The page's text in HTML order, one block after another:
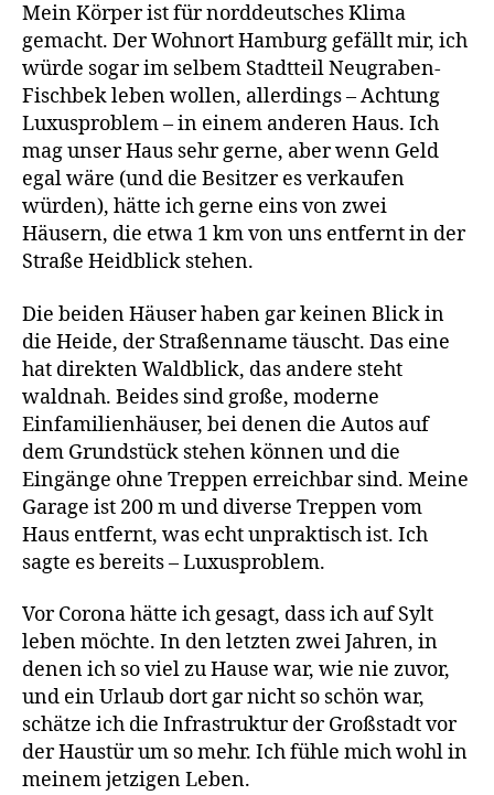
Mein Körper ist für norddeutsches Klima
gemacht. Der Wohnort Hamburg gefällt mir, ich
würde sogar im selbem Stadtteil Neugraben-
Fischbek leben wollen, allerdings – Achtung
Luxusproblem – in einem anderen Haus. Ich
mag unser Haus sehr gerne, aber wenn Geld
egal wäre (und die Besitzer es verkaufen
würden), hätte ich gerne eins von zwei
Häusern, die etwa 1 km von uns entfernt in der
Straße Heidblick stehen.
Die beiden Häuser haben gar keinen Blick in
die Heide, der Straßenname täuscht. Das eine
hat direkten Waldblick, das andere steht
waldnah. Beides sind große, moderne
Einfamilienhäuser, bei denen die Autos auf
dem Grundstück stehen können und die
Eingänge ohne Treppen erreichbar sind. Meine
Garage ist 200 m und diverse Treppen vom
Haus entfernt, was echt unpraktisch ist. Ich
sagte es bereits – Luxusproblem.
Vor Corona hätte ich gesagt, dass ich auf Sylt
leben möchte. In den letzten zwei Jahren, in
denen ich so viel zu Hause war, wie nie zuvor,
und ein Urlaub dort gar nicht so schön war,
schätze ich die Infrastruktur der Großstadt vor
der Haustür um so mehr. Ich fühle mich wohl in
meinem jetzigen Leben.